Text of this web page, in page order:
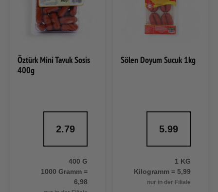
Öztürk Mini Tavuk Sosis
400g
2.79
400 G
1000 Gramm =
6,98
Sölen Doyum Sucuk 1kg
5.99
1 KG
Kilogramm = 5,99
nur in der Filiale